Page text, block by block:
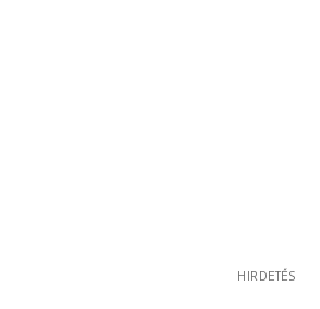
HIRDETÉS